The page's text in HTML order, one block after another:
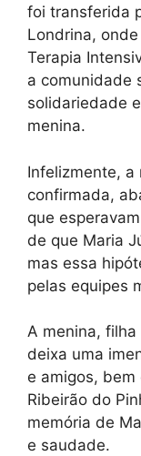
foi transferida
Londrina,
Terapia
a comunidade
solidariedade
menina.
Infelizmente,
confirmada,
que
de que Maria
mas essa
pelas equipes
A menina,
deixa uma
e amigos,
Ribeirão do
memória de
e saudade.